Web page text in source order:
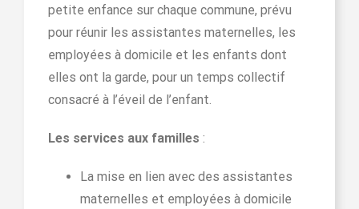
petite enfance sur chaque commune, prévu
pour réunir les assistantes maternelles, les
employées à domicile et les enfants dont
elles ont la garde, pour un temps collectif
consacré à l’éveil de l’enfant.
Les services aux familles :
La mise en lien avec des assistantes
maternelles et employées à domicile